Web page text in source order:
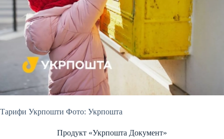
Тарифи Укрпошти Фото: Укрпошта
Продукт «Укрпошта Документ»